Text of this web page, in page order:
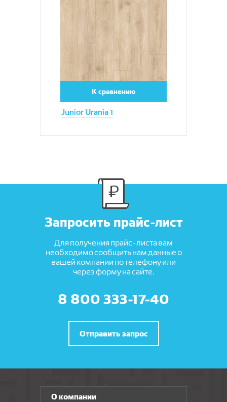
Junior Urania 1
Увеличить
К сравнению
Запросить прайс-лист
Для получения прайс-листа вам
необходимо сообщить нам данные о
вашей компании по телефону или
через форму на сайте.
8 800 333-17-40
Отправить запрос
О компании